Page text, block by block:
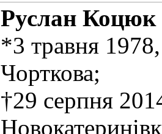
Руслан Коцюк
*3 травня
Чорткова;
†29 серпня